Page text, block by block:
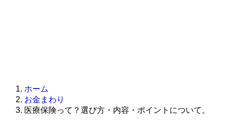
ホーム
お金まわり
医療保険って？選び方・内容・ポイントについて。